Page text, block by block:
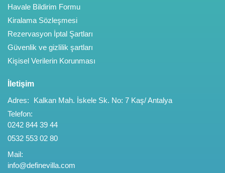
Havale Bildirim Formu
Kiralama Sözleşmesi
Rezervasyon İptal Şartları
Güvenlik ve gizlilik şartları
Kişisel Verilerin Korunması
İletişim
Adres:
Kalkan Mah. İskele Sk. No: 7 Kaş/ Antalya
Telefon:
0242 844 39 44
0532 553 02 80
Mail:
info@definevilla.com